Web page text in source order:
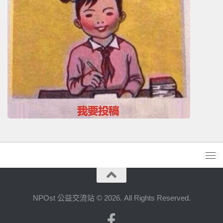
NPOst 公益交流站 © 2026. All Rights Reserved.